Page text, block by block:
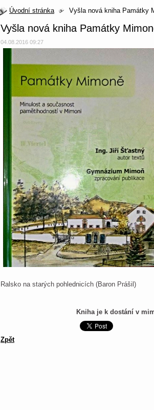
Úvodní stránka Vyšla nová kniha Památky
Vyšla nová kniha Památky
04.08.2016 09:27
Ralsko na starých pohlednicích (Baron Prášil)
Kniha je k dostání v
Zpět